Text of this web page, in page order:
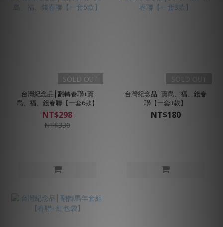
SOLD OUT
台灣紀念品│翻轉春聯+寶
島、福、錢春聯【一套6款】
NT$298
NT$330
台灣紀念品│寶島、福、錢春
聯【一套3款】
NT$180